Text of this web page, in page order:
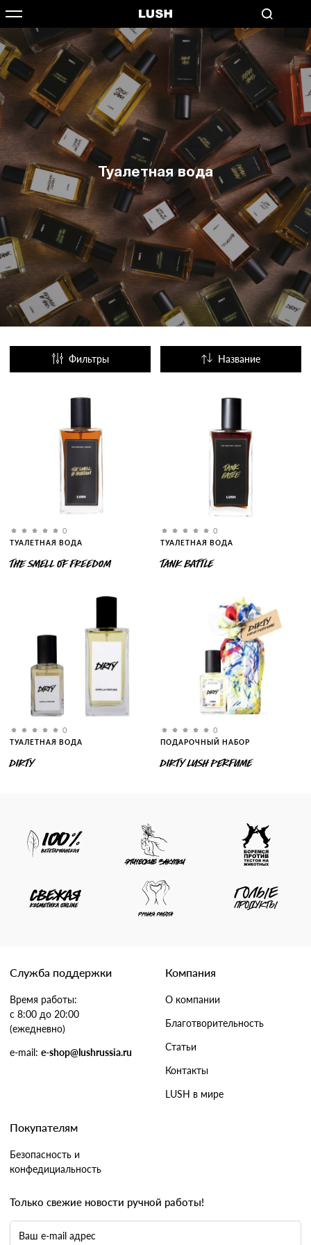
Туалетная вода
Фильтры Название
0
ТУАЛЕТНАЯ ВОДА
THE SMELL OF FREEDOM
0
ТУАЛЕТНАЯ ВОДА
TANK BATTLE
0
ТУАЛЕТНАЯ ВОДА
DIRTY
0
ПОДАРОЧНЫЙ НАБОР
DIRTY LUSH PERFUME
Служба поддержки
Время работы:
с 8:00 до 20:00
(ежедневно)
e-mail: e-shop@lushrussia.ru
Компания
О компании
Благотворительность
Статьи
Контакты
LUSH в мире
Покупателям
Безопасность и
конфедициальность
Только свежие новости ручной работы!